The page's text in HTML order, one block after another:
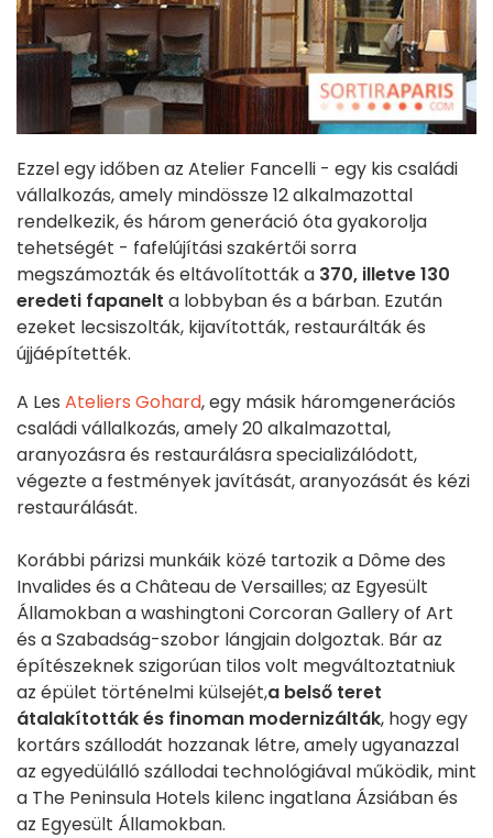
Ezzel egy időben az Atelier Fancelli - egy kis családi
vállalkozás, amely mindössze 12 alkalmazottal
rendelkezik, és három generáció óta gyakorolja
tehetségét - fafelújítási szakértői sorra
megszámozták és eltávolították a 370, illetve 130
eredeti fapanelt a lobbyban és a bárban. Ezután
ezeket lecsiszolták, kijavították, restaurálták és
újjáépítették.
A Les Ateliers Gohard, egy másik háromgenerációs
családi vállalkozás, amely 20 alkalmazottal,
aranyozásra és restaurálásra specializálódott,
végezte a festmények javítását, aranyozását és kézi
restaurálását.
Korábbi párizsi munkáik közé tartozik a Dôme des
Invalides és a Château de Versailles; az Egyesült
Államokban a washingtoni Corcoran Gallery of Art
és a Szabadság-szobor lángjain dolgoztak. Bár az
építészeknek szigorúan tilos volt megváltoztatniuk
az épület történelmi külsejét,a belső teret
átalakították és finoman modernizálták, hogy egy
kortárs szállodát hozzanak létre, amely ugyanazzal
az egyedülálló szállodai technológiával működik, mint
a The Peninsula Hotels kilenc ingatlana Ázsiában és
az Egyesült Államokban.